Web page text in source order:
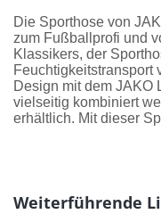
Die Sporthose von
zum Fußballprofi und
Klassikers, der
Feuchtigkeitstransport
Design mit dem JAKO
vielseitig kombiniert
erhältlich. Mit dieser
Weiterführende